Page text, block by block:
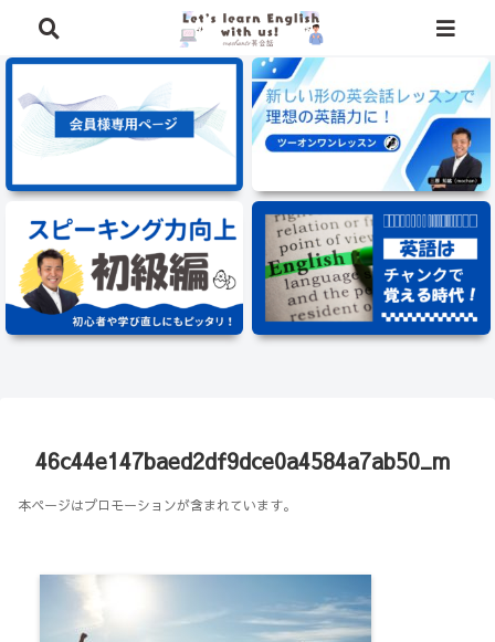
⭐️英語学習に役立つ、豪華特典を無料でプレゼント中⭐️
46c44e147baed2df9dce0a4584a7ab50_m
本ページはプロモーションが含まれています。